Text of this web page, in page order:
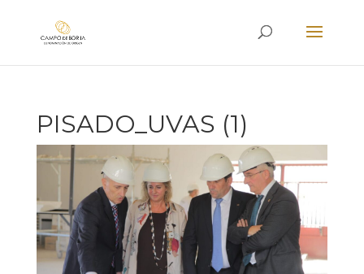
PISADO_UVAS (1)